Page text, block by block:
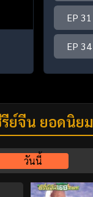
EP 31
EP 34
ย์จีน ยอดนิยม
วันนี้